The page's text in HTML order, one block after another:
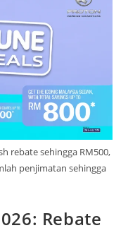
rebate sehingga RM500,
penjimatan sehingga
Rebate